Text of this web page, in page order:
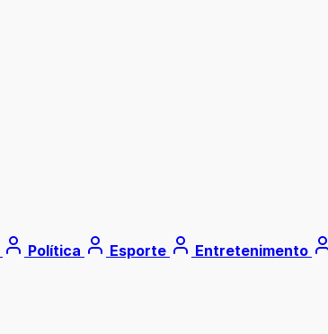
Política Esporte Entretenimento